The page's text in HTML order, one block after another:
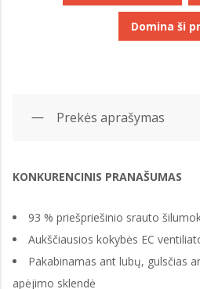
Domina ši
Prekės aprašymas
KONKURENCINIS PRANAŠUMAS
93 % priešpriešinio srauto
Aukščiausios kokybės EC
Pakabinamas ant lubų, gulsčias
apėjimo sklendė